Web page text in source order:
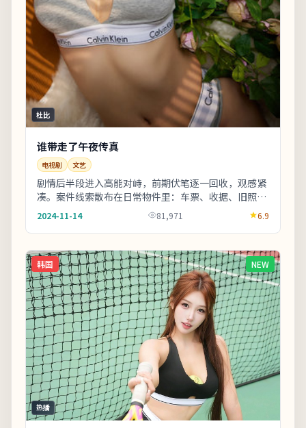
杜比
谁带走了午夜传真
电视剧 文艺
剧情后半段进入高能对峙，前期伏笔逐一回收，观感紧
凑。案件线索散布在日常物件里：车票、收据、旧照片
皆可能成为钥匙。上线之后口碑分化属正常现象，建
议...
2024-11-14 81,971 6.9
韩国 NEW
热播